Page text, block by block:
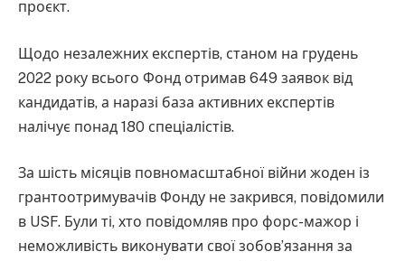
проєкт.
Щодо незалежних експертів, станом на грудень
2022 року всього Фонд отримав 649 заявок від
кандидатів, а наразі база активних експертів
налічує понад 180 спеціалістів.
За шість місяців повномасштабної війни жоден із
грантоотримувачів Фонду не закрився, повідомили
в USF. Були ті, хто повідомляв про форс-мажор і
неможливість виконувати свої зобов’язання за